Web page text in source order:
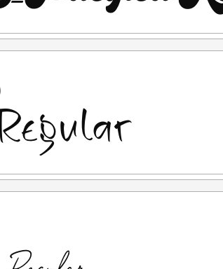
lisensi font yang anda beli adalah
anda perlukan, silahkan menghubungi